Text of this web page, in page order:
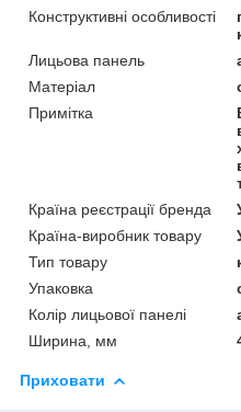
Конструктивні особливості
Лицьова панель
Матеріал
Примітка
Країна реєстрації бренда
Країна-виробник товару
Тип товару
Упаковка
Колір лицьової панелі
Ширина, мм
Приховати